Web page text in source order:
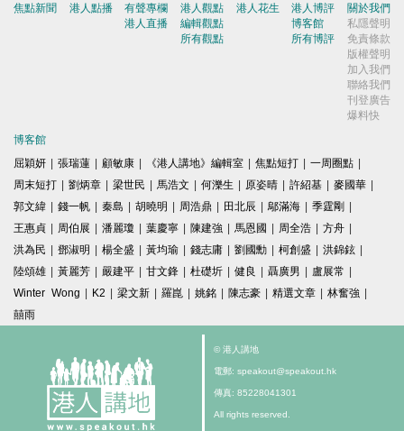
焦點新聞 港人點播
有聲專欄
港人直播
港人觀點
編輯觀點
所有觀點
港人花生
港人博評
博客館
所有博評
關於我們
私隱聲明
免責條款
版權聲明
加入我們
聯絡我們
刊登廣告
爆料快
博客館
屈穎妍 | 張瑞蓮 | 顧敏康 | 《港人講地》編輯室 | 焦點短打 | 一周圈點 |
周末短打 | 劉炳章 | 梁世民 | 馬浩文 | 何濼生 | 原姿晴 | 許紹基 | 麥國華 |
郭文緯 | 錢一帆 | 秦島 | 胡曉明 | 周浩鼎 | 田北辰 | 鄔滿海 | 季霆剛 |
王惠貞 | 周伯展 | 潘麗瓊 | 葉慶寧 | 陳建強 | 馬恩國 | 周全浩 | 方舟 |
洪為民 | 鄧淑明 | 楊全盛 | 黃均瑜 | 錢志庸 | 劉國勳 | 柯創盛 | 洪錦鉉 |
陸頌雄 | 黃麗芳 | 嚴建平 | 甘文鋒 | 杜礎圻 | 健良 | 聶廣男 | 盧展常 |
Winter Wong | K2 | 梁文新 | 羅崑 | 姚銘 | 陳志豪 | 精選文章 | 林奮強 |
囍雨
© 港人講地
電郵: speakout@speakout.hk
傳真: 85228041301
All rights reserved.